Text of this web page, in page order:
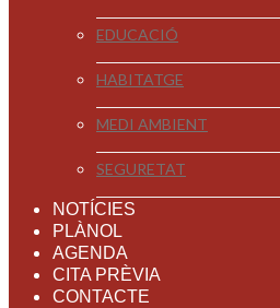
EDUCACIÓ
HABITATGE
MEDI AMBIENT
SEGURETAT
NOTÍCIES
PLÀNOL
AGENDA
CITA PRÈVIA
CONTACTE